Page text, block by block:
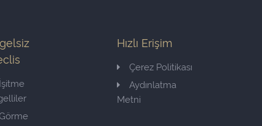
İşitme
Hızlı Erişim
Çerez Politikası
Aydınlatma
Metni